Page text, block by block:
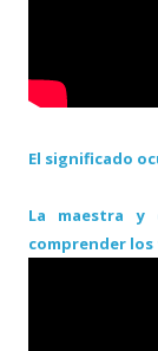
El significado
La maestra y
comprender